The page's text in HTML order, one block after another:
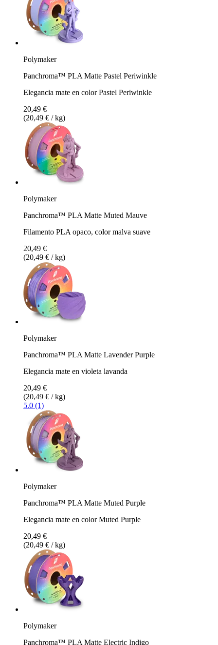
Polymaker
Panchroma™ PLA Matte Pastel Periwinkle
Elegancia mate en color Pastel Periwinkle
20,49 €
(20,49 € / kg)
Polymaker
Panchroma™ PLA Matte Muted Mauve
Filamento PLA opaco, color malva suave
20,49 €
(20,49 € / kg)
Polymaker
Panchroma™ PLA Matte Lavender Purple
Elegancia mate en violeta lavanda
20,49 €
(20,49 € / kg)
5.0 (1)
Polymaker
Panchroma™ PLA Matte Muted Purple
Elegancia mate en color Muted Purple
20,49 €
(20,49 € / kg)
Polymaker
Panchroma™ PLA Matte Electric Indigo